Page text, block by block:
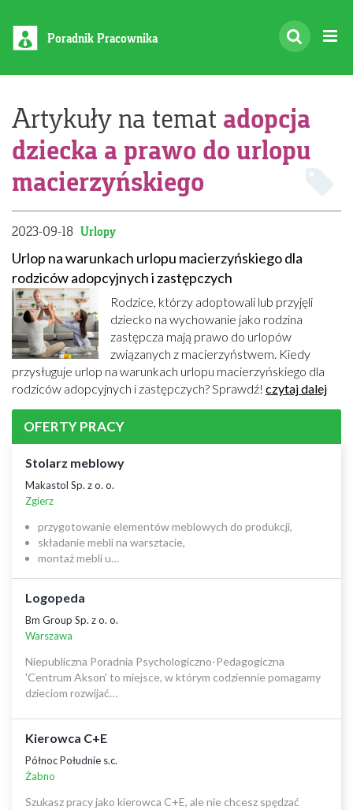
Poradnik Pracownika
Artykuły na temat adopcja
dziecka a prawo do urlopu
macierzyńskiego
2023-09-18 Urlopy
Urlop na warunkach urlopu macierzyńskiego dla
rodziców adopcyjnych i zastępczych
Rodzice, którzy adoptowali lub przyjęli
dziecko na wychowanie jako rodzina
zastępcza mają prawo do urlopów
związanych z macierzyństwem. Kiedy
przysługuje urlop na warunkach urlopu macierzyńskiego dla
rodziców adopcyjnych i zastępczych? Sprawdź! czytaj dalej
OFERTY PRACY
Stolarz meblowy
Makastol Sp. z o. o.
Zgierz
przygotowanie elementów meblowych do produkcji,
składanie mebli na warsztacie,
montaż mebli u…
Logopeda
Bm Group Sp. z o. o.
Warszawa
Niepubliczna Poradnia Psychologiczno-Pedagogiczna
'Centrum Akson' to miejsce, w którym codziennie pomagamy
dzieciom rozwijać…
Kierowca C+E
Północ Południe s.c.
Żabno
Szukasz pracy jako kierowca C+E, ale nie chcesz spędzać